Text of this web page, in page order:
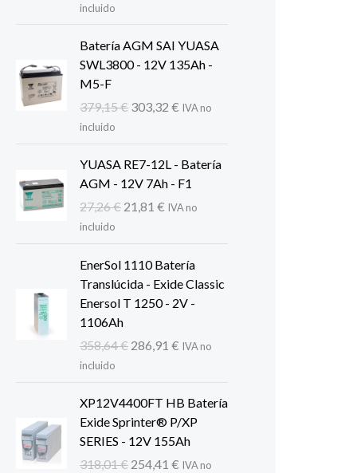
era:
318,07 €.
es:
254,46 €.
incluido
Batería AGM SAI YUASA
SWL3800 - 12V 135Ah -
M5-F
379,15€ El
era:
379,15 €.
303,32 € El
es:
303,32 €.
IVA no
incluido
YUASA RE7-12L - Batería
AGM - 12V 7Ah - F1
27,26€ El
era:
27,26 €.
21,81 € El
es:
21,81 €.
IVA no
incluido
EnerSol 1110 Batería
Translúcida - Exide Classic
Enersol T 1250 - 2V -
1106Ah
358,64€ El
era:
358,64 €.
286,91 € El
es:
286,91 €.
IVA no
incluido
XP12V4400FT HB Batería
Exide Sprinter® P/XP
SERIES - 12V 155Ah
318,01€ El
254,41 € El
IVA no